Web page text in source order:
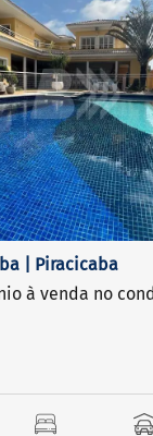
| Piracicaba
à venda no